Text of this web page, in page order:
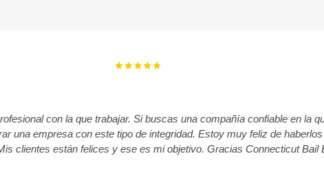
con la que trabajar. Si buscas una compañía confiable en la
una empresa con este tipo de integridad. Estoy muy feliz de
clientes están felices y ese es mi objetivo. Gracias Connecticut Bail